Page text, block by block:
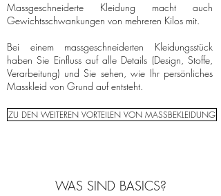
Massgeschneiderte Kleidung macht auch
Gewichtsschwankungen von mehreren Kilos mit.
Bei einem massgeschneiderten Kleidungsstück
haben Sie Einfluss auf alle Details (Design, Stoffe,
Verarbeitung) und Sie sehen, wie Ihr persönliches
Masskleid von Grund auf entsteht.
ZU DEN WEITEREN VORTEILEN VON MASSBEKLEIDUNG
WAS SIND BASICS?